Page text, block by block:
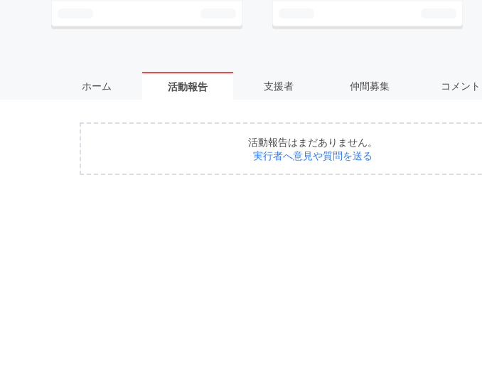
ホーム 活動報告 支援者 仲間募集 コメント
活動報告はまだありません。
実行者へ意見や質問を送る